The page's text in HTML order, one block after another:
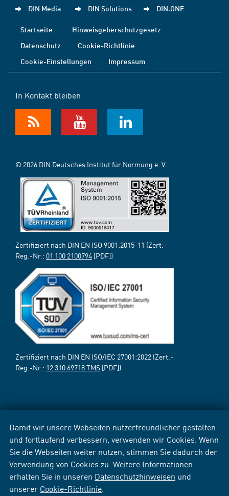
Damit wir unsere Webseiten nutzerfreundlicher gestalten
und fortlaufend verbessern, verwenden wir Cookies. Wenn
Sie die Webseiten weiter nutzen, stimmen Sie dadurch der
Verwendung von Cookies zu. Weitere Informationen
erhalten Sie in unseren Datenschutzhinweisen und
unserer Cookie-Richtlinie
DIN Media DIN Solutions DIN.ONE
Startseite
Hinweisgeberschutzgesetz
Datenschutz
Cookie-Richtlinie
Cookie-Einstellungen
Impressum
In Kontakt bleiben
© 2026 DIN Deutsches Institut für Normung e. V.
Zertifiziert nach DIN EN ISO 9001:2015-11 (Zert.-
Reg.-Nr.: 01 100 2100794 [PDF])
Zertifiziert nach DIN EN ISO/IEC 27001:2022 (Zert.-
Reg.-Nr.: 12 310 69718 TMS [PDF])